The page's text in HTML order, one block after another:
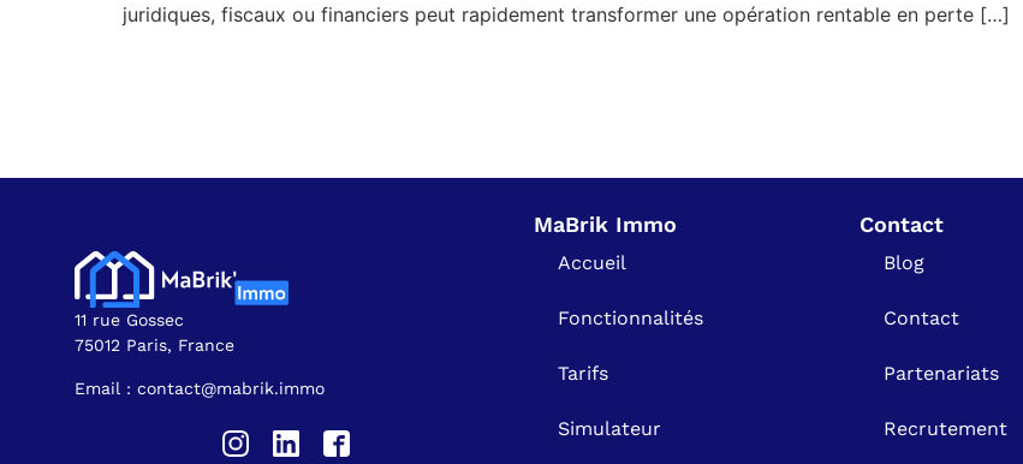
juridiques, fiscaux ou financiers peut rapidement transformer une opération rentable en perte […]
11 rue Gossec
75012 Paris, France
Email : contact@mabrik.immo
MaBrik Immo
Accueil
Fonctionnalités
Tarifs
Simulateur
Contact
Blog
Contact
Partenariats
Recrutement